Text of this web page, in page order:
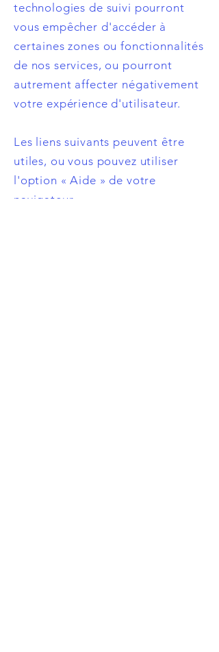
technologies de suivi pourront
vous empêcher d'accéder à
certaines zones ou fonctionnalités
de nos services, ou pourront
autrement affecter négativement
votre expérience d'utilisateur.
Les liens suivants peuvent être
utiles, ou vous pouvez utiliser
l'option « Aide » de votre
navigateur.